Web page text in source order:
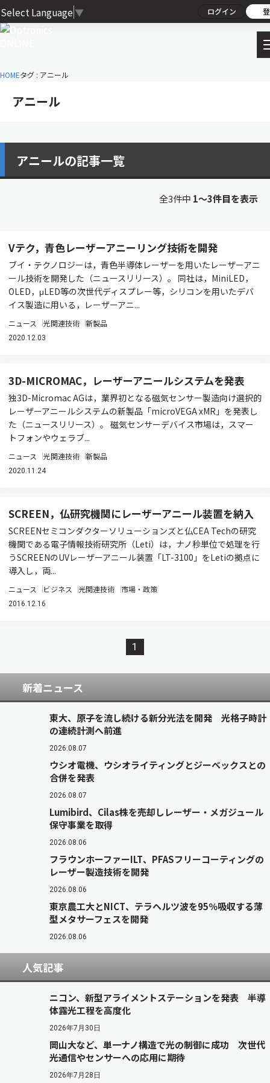
Select Language ▼ ログイン
HOMEタグ : アニール
アニール
アニールの記事一覧
全3件中 1〜3件目を表示
Vテク，青色レーザーアニーリング技術を開発
ブイ・テクノロジーは，青色半導体レーザーを用いたレーザーアニ
ール技術を開発した（ニュースリリース）。 同社は，MiniLED，
OLED，μLED等の次世代ディスプレー等，シリコンを用いたデバ
イス製造に用いる，レーザーアニ...
ニュース 光関連技術 新製品
2020.12.03
3D-MICROMAC，レーザーアニールシステムを発表
独3D-Micromac AGは，業界初となる磁気センサー製造向け選択的
レーザーアニールシステムの新製品「microVEGA xMR」を発表し
た（ニュースリリース）。 磁気センサーデバイス市場は，スマー
トフォンやウェラブ...
ニュース 光関連技術 新製品
2020.11.24
SCREEN，仏研究機関にレーザーアニール装置を納入
SCREENセミコンダクターソリューションズと仏CEA Techの研究
機関である電子情報技術研究所（Leti）は，ナノ秒単位で処理を行
うSCREENのUVレーザーアニール装置「LT-3100」をLetiの拠点に
導入し，両...
ニュース ビジネス 光関連技術 市場・政策
2016.12.16
1
新着ニュース
東大、原子を流し続ける新分光法を開発 光格子時計
の連続計測へ前進
2026.08.07
ウシオ電機、ウシオライティングとジーベックスとの
合併を発表
2026.08.07
Lumibird、Cilas株を売却しレーザー・メガジュール
保守事業を取得
2026.08.06
フラウンホーファーILT、PFASフリーコーティングの
レーザー製造技術を開発
2026.08.06
東京農工大とNICT、テラヘルツ波を95％吸収する薄
型メタサーフェスを開発
2026.08.06
人気記事
ニコン、新型アライメントステーションを発表 半導
体露光工程を高度化
2026年7月30日
岡山大など、単一ナノ構造で光の制御に成功 次世代
光通信やセンサーへの応用に期待
2026年7月28日